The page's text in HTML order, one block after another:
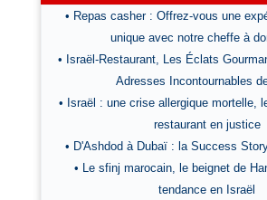
• Repas casher : Offrez-vous une
unique avec notre cheffe à
• Israël-Restaurant, Les Éclats
Adresses Incontournables
• Israël : une crise allergique mortelle,
restaurant en justice
• D'Ashdod à Dubaï : la Success
• Le sfinj marocain, le beignet de
tendance en Israël